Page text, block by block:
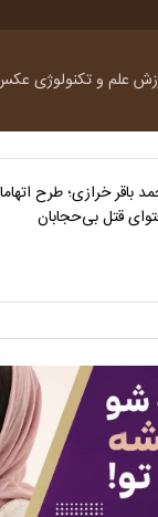
علم و تکنولوژی
باقر خرازی؛ طرح
قتل بی‌حجابان